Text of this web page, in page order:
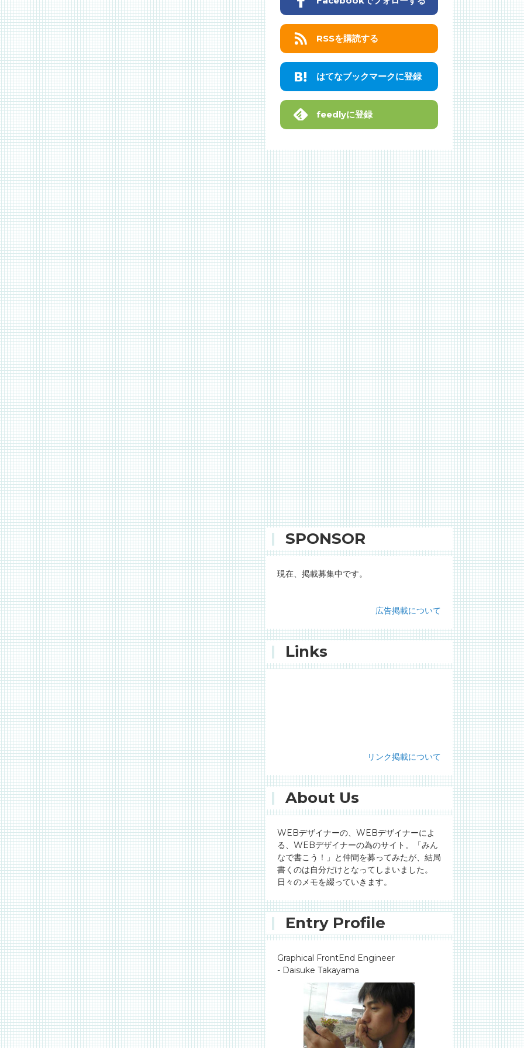
RSSを購読する
はてなブックマークに登録
feedlyに登録
SPONSOR
現在、掲載募集中です。
広告掲載について
Links
リンク掲載について
About Us
WEBデザイナーの、WEBデザイナーによ
る、WEBデザイナーの為のサイト。「みん
なで書こう！」と仲間を募ってみたが、結局
書くのは自分だけとなってしまいました。
日々のメモを綴っていきます。
Entry Profile
Graphical FrontEnd Engineer
- Daisuke Takayama